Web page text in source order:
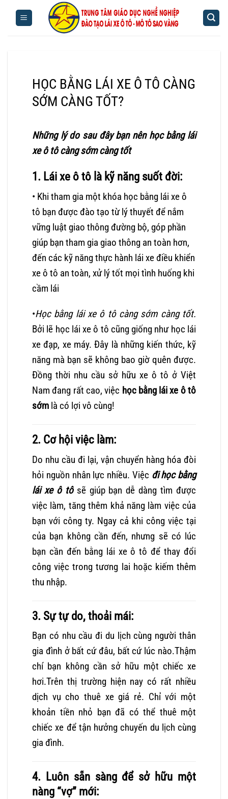
HỌC BẰNG LÁI XE Ô TÔ CÀNG
SỚM CÀNG TỐT?
Những lý do sau đây bạn nên học bằng lái
xe ô tô càng sớm càng tốt
1. Lái xe ô tô là kỹ năng suốt đời:
• Khi tham gia một khóa học bằng lái xe ô
tô bạn được đào tạo từ lý thuyết để nắm
vững luật giao thông đường bộ, góp phần
giúp bạn tham gia giao thông an toàn hơn,
đến các kỹ năng thực hành lái xe điều khiển
xe ô tô an toàn, xử lý tốt mọi tình huống khi
cầm lái
•Học bằng lái xe ô tô càng sớm càng tốt.
Bởi lẽ học lái xe ô tô cũng giống như học lái
xe đạp, xe máy. Đây là những kiến thức, kỹ
năng mà bạn sẽ không bao giờ quên được.
Đồng thời nhu cầu sở hữu xe ô tô ở Việt
Nam đang rất cao, việc học bằng lái xe ô tô
sớm là có lợi vô cùng!
2. Cơ hội việc làm:
Do nhu cầu đi lại, vận chuyển hàng hóa đòi
hỏi nguồn nhân lực nhiều. Việc đi học bằng
lái xe ô tôsẽ giúp bạn dễ dàng tìm được
việc làm, tăng thêm khả năng làm việc của
bạn với công ty. Ngay cả khi công việc tại
của bạn không cần đến, nhưng sẽ có lúc
bạn cần đến bằng lái xe ô tô để thay đổi
công việc trong tương lai hoặc kiếm thêm
thu nhập.
3. Sự tự do, thoải mái:
Bạn có nhu cầu đi du lịch cùng người thân
gia đình ở bất cứ đâu, bất cứ lúc nào.Thậm
chí bạn không cần sở hữu một chiếc xe
hơi.Trên thị trường hiện nay có rất nhiều
dịch vụ cho thuê xe giá rẻ. Chỉ với một
khoản tiền nhỏ bạn đã có thể thuê một
chiếc xe để tận hưởng chuyến du lịch cùng
gia đình.
4. Luôn sẵn sàng để sở hữu một
nàng “vợ” mới: